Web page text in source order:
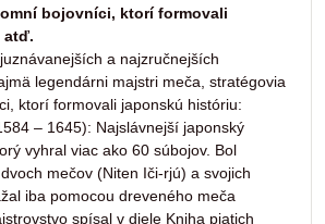
bojovníci, ktorí formovali
atď.
a najzručnejších
legendárni majstri meča, stratégovia
ktorí formovali japonskú históriu:
– 1645): Najslávnejší japonský
vyhral viac ako 60 súbojov. Bol
mečov (Niten Iči-rjú) a svojich
iba pomocou dreveného meča
spísal v diele Kniha piatich